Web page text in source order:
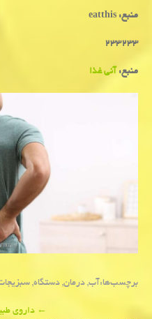
منبع: eatthis
۲۳۳۲۳۳
منبع:آنی غذا
برچسب‌ها:آب,درمان,دستگاه,سبزیجات
←داروی